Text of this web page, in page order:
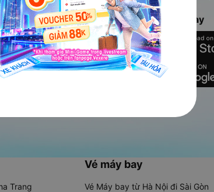
chóng và phù hợp nhất.
Tải ứng dụng Vexere ngay
Trang
Vé máy bay
Vé Máy bay từ Hà Nội đi Sài Gòn